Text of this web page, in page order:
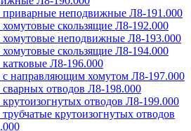
неподвижные Л8-191.000
скользящие Л8-192.000
неподвижные Л8-193.000
скользящие Л8-194.000
Л8-196.000
направляющим хомутом Л8-197.000
отводов Л8-198.000
отводов Л8-199.000
крутоизогнутых отводов